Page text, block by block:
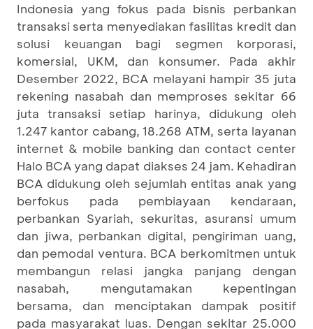
Indonesia yang fokus pada bisnis perbankan
transaksi serta menyediakan fasilitas kredit dan
solusi keuangan bagi segmen korporasi,
komersial, UKM, dan konsumer. Pada akhir
Desember 2022, BCA melayani hampir 35 juta
rekening nasabah dan memproses sekitar 66
juta transaksi setiap harinya, didukung oleh
1.247 kantor cabang, 18.268 ATM, serta layanan
internet & mobile banking dan contact center
Halo BCA yang dapat diakses 24 jam. Kehadiran
BCA didukung oleh sejumlah entitas anak yang
berfokus pada pembiayaan kendaraan,
perbankan Syariah, sekuritas, asuransi umum
dan jiwa, perbankan digital, pengiriman uang,
dan pemodal ventura. BCA berkomitmen untuk
membangun relasi jangka panjang dengan
nasabah, mengutamakan kepentingan
bersama, dan menciptakan dampak positif
pada masyarakat luas. Dengan sekitar 25.000